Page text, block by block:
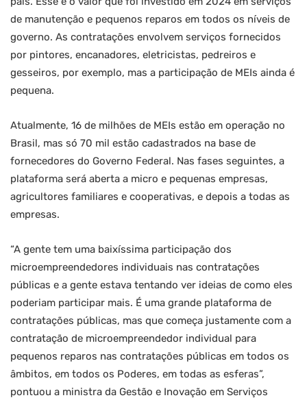
de manutenção e pequenos reparos em todos os níveis de
governo. As contratações envolvem serviços fornecidos
por pintores, encanadores, eletricistas, pedreiros e
gesseiros, por exemplo, mas a participação de MEIs ainda é
pequena.
Atualmente, 16 de milhões de MEIs estão em operação no
Brasil, mas só 70 mil estão cadastrados na base de
fornecedores do Governo Federal. Nas fases seguintes, a
plataforma será aberta a micro e pequenas empresas,
agricultores familiares e cooperativas, e depois a todas as
empresas.
“A gente tem uma baixíssima participação dos
microempreendedores individuais nas contratações
públicas e a gente estava tentando ver ideias de como eles
poderiam participar mais. É uma grande plataforma de
contratações públicas, mas que começa justamente com a
contratação de microempreendedor individual para
pequenos reparos nas contratações públicas em todos os
âmbitos, em todos os Poderes, em todas as esferas”,
pontuou a ministra da Gestão e Inovação em Serviços